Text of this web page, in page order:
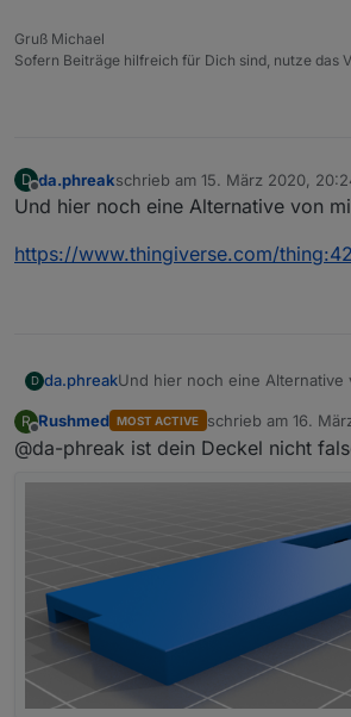
Gruß Michael
Sofern Beiträge hilfreich für Dich sind, nutze das
D
Offline
da.phreakschrieb am 15. März 2020,
zuletzt editiert von
Und hier noch eine Alternative von
https://www.thingiverse.com/
D da.phreakUnd hier noch eine Alternative
https://www.thingiverse.com/
R
Offline
Rushmed MOST ACTIVE schrieb am 16.
zuletzt editiert von
@da-phreak ist dein Deckel nicht